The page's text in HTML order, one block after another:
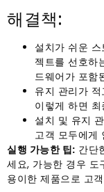
해결책:
설치가 쉬운
젝트를 선호하
드웨어가 포함
유지 관리가
이렇게 하면
설치 및 유지
고객 모두에게
실행 가능한 팁: 간단
세요, 가능한 경우 도
용이한 제품으로 고